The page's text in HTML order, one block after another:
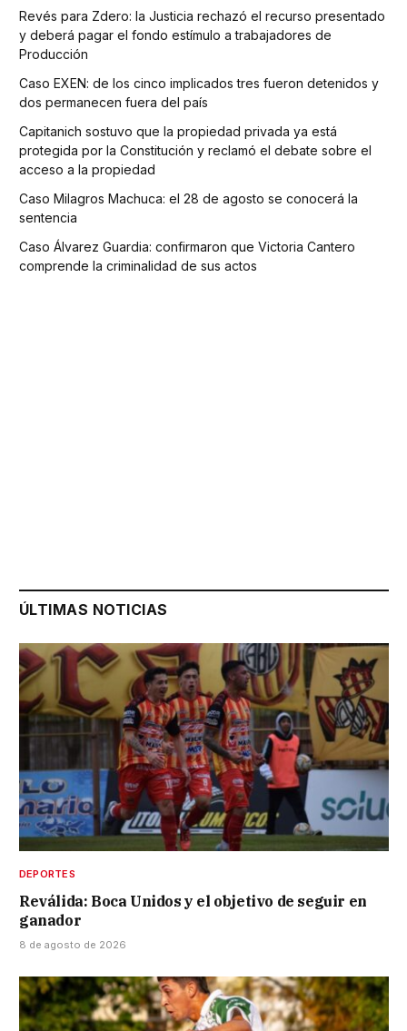
Revés para Zdero: la Justicia rechazó el recurso presentado
y deberá pagar el fondo estímulo a trabajadores de
Producción
Caso EXEN: de los cinco implicados tres fueron detenidos y
dos permanecen fuera del país
Capitanich sostuvo que la propiedad privada ya está
protegida por la Constitución y reclamó el debate sobre el
acceso a la propiedad
Caso Milagros Machuca: el 28 de agosto se conocerá la
sentencia
Caso Álvarez Guardia: confirmaron que Victoria Cantero
comprende la criminalidad de sus actos
ÚLTIMAS NOTICIAS
DEPORTES
Reválida: Boca Unidos y el objetivo de seguir en
ganador
8 de agosto de 2026